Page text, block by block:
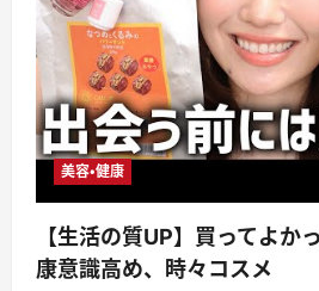
美容・健康
【生活の質UP】買ってよか
康意識高め、時々コスメ